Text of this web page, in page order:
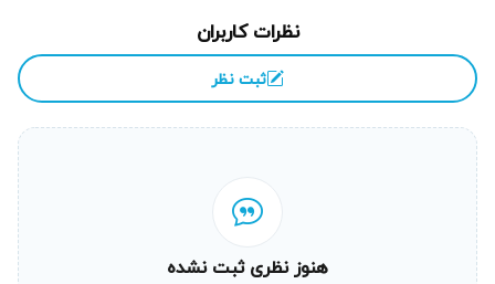
انتخاب سطح کیفی قطعه به انتخاب شما
در فرآیند تعمیر، مشتری می‌تواند سطح کیفی قطعات تعویضی را
انتخاب کند؛ از قطعات اورجینال تا نمونه‌های اقتصادی‌تر.
کارشناسان آریابهکار شما را در انتخاب بهترین گزینه بر اساس
نیاز و بودجه راهنمایی می‌کنند. این انعطاف‌پذیری باعث می‌شود
خدمات به صورت کاملاً شخصی‌سازی شده ارائه شود.
عیب‌یابی دقیق قبل از تعویض قطعه
نظرات کاربران
ثبت نظر
هنوز نظری ثبت نشده